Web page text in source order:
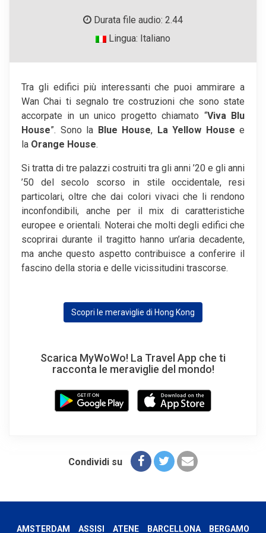
Durata file audio: 2.44
Lingua: Italiano
Tra gli edifici più interessanti che puoi ammirare a
Wan Chai ti segnalo tre costruzioni che sono state
accorpate in un unico progetto chiamato “Viva Blu
House”. Sono la Blue House, La Yellow House e
la Orange House.
Si tratta di tre palazzi costruiti tra gli anni ’20 e gli anni
’50 del secolo scorso in stile occidentale, resi
particolari, oltre che dai colori vivaci che li rendono
inconfondibili, anche per il mix di caratteristiche
europee e orientali. Noterai che molti degli edifici che
scoprirai durante il tragitto hanno un’aria decadente,
ma anche questo aspetto contribuisce a conferire il
fascino della storia e delle vicissitudini trascorse.
Scopri le meraviglie di Hong Kong
Scarica MyWoWo! La Travel App che ti
racconta le meraviglie del mondo!
Condividi su
AMSTERDAM ASSISI ATENE BARCELLONA BERGAMO